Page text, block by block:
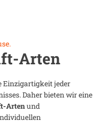
Arten
Einzigartigkeit jeder
Daher bieten wir eine
Artenund